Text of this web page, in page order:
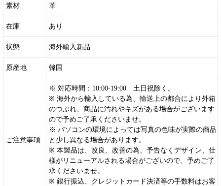
素材 革
在庫 あり
状態 海外輸入新品
原産地 韓国
ご注意事項
※ 対応時間：10:00-19:00 土日祝除く。
※ 海外から輸入している為、輸送上の都合により外箱
のつぶれ、商品に汚れやキズがある場合がございます
ので予めご了承くださいませ。
※ パソコンの環境によっては写真の色味が実際の商品
と少し異なる場合があります。
※ 本製品は、改良、改善の為、予告なくデザイン、仕
様がリニューアルされる場合がございので、予めご了
承くださいませ。
※ 銀行振込、クレジットカード決済等の手数料はお客